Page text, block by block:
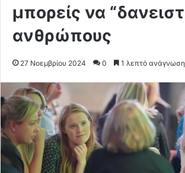
μπορείς να
ανθρώπους
27 Νοεμβρίου 2024 0 1 λεπτό